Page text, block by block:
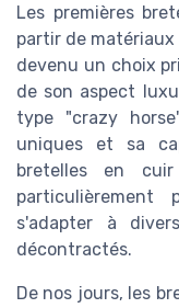
Les premières
partir de matériaux
devenu un choix
de son aspect
type "crazy
uniques et sa
bretelles en
particulièrement
s'adapter à
décontractés.
De nos jours, les